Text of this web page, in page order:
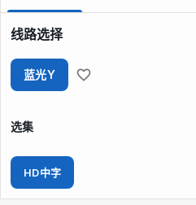
线路选择
蓝光Y
选集
HD中字